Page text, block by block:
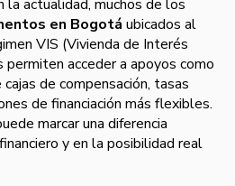
la actualidad, muchos de los
en Bogotá ubicados al
VIS (Vivienda de Interés
acceder a apoyos como
de compensación, tasas
de financiación más flexibles.
marcar una diferencia
y en la posibilidad real